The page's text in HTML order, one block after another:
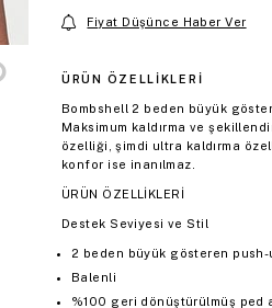
Fiyat Düşünce Haber Ver
ÜRÜN ÖZELLIKLERI
Bombshell 2 beden büyük
Maksimum kaldırma ve
özelliği, şimdi ultra kaldırma
konfor ise inanılmaz.
ÜRÜN ÖZELLİKLERİ
Destek Seviyesi ve Stil
2 beden büyük gösteren push-
Balenli
%100 geri dönüştürülmüş ped